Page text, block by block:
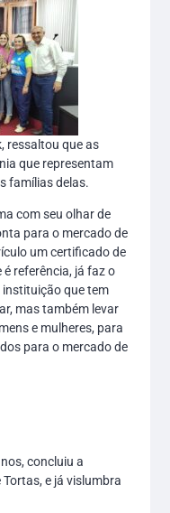
ressaltou que as
que representam
famílias delas.
com seu olhar de
para o mercado de
um certificado de
referência, já faz o
que tem
mas também levar
e mulheres, para
para o mercado de
concluiu a
e já vislumbra